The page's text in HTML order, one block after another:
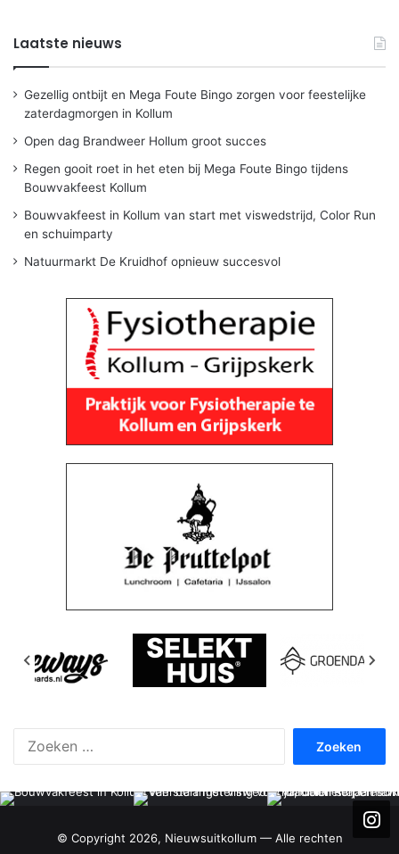
Laatste nieuws
Gezellig ontbijt en Mega Foute Bingo zorgen voor feestelijke
zaterdagmorgen in Kollum
Open dag Brandweer Hollum groot succes
Regen gooit roet in het eten bij Mega Foute Bingo tijdens
Bouwvakfeest Kollum
Bouwvakfeest in Kollum van start met viswedstrijd, Color Run
en schuimparty
Natuurmarkt De Kruidhof opnieuw succesvol
© Copyright 2026, Nieuwsuitkollum — Alle rechten